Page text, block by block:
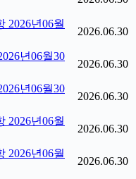
2026년06월
2026.06.30
년06월30
2026.06.30
년06월30
2026.06.30
2026년06월
2026.06.30
2026년06월
2026.06.30